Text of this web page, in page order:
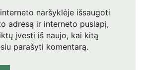
naršyklėje išsaugoti
adresą ir interneto puslapį,
įvesti iš naujo, kai kitą
parašyti komentarą.